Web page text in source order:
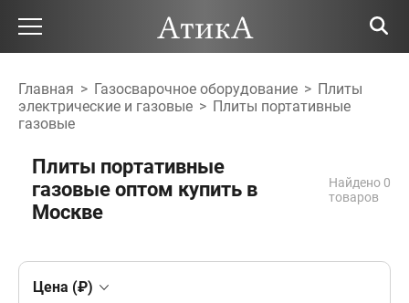
Главная > Газосварочное оборудование > Плиты
электрические и газовые > Плиты портативные
газовые
Плиты портативные
газовые оптом купить в
Москве
Найдено 0
товаров
Цена (₽)